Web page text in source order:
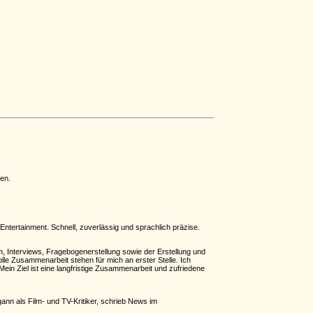
Schnell, zuverlässig und sprachlich präzise.
Interviews, Fragebogenerstellung sowie der Erstellung und
Zusammenarbeit stehen für mich an erster Stelle. Ich
Ziel ist eine langfristige Zusammenarbeit und zufriedene
als Film- und TV-Kritiker, schrieb News im